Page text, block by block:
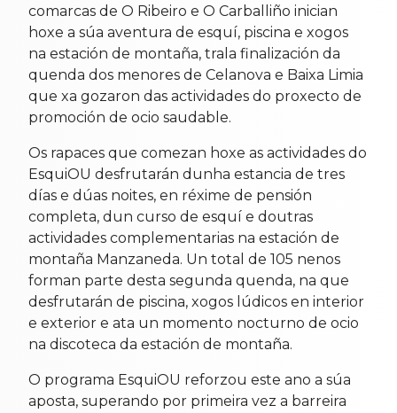
comarcas de O Ribeiro e O Carballiño inician
hoxe a súa aventura de esquí, piscina e xogos
na estación de montaña, trala finalización da
quenda dos menores de Celanova e Baixa Limia
que xa gozaron das actividades do proxecto de
promoción de ocio saudable.
Os rapaces que comezan hoxe as actividades do
EsquiOU desfrutarán dunha estancia de tres
días e dúas noites, en réxime de pensión
completa, dun curso de esquí e doutras
actividades complementarias na estación de
montaña Manzaneda. Un total de 105 nenos
forman parte desta segunda quenda, na que
desfrutarán de piscina, xogos lúdicos en interior
e exterior e ata un momento nocturno de ocio
na discoteca da estación de montaña.
O programa EsquiOU reforzou este ano a súa
aposta, superando por primeira vez a barreira